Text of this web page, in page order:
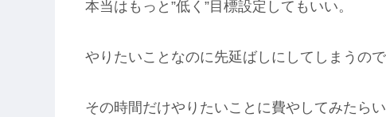
本当はもっと”低く”目標設定してもいい。
やりたいことなのに先延ばしにしてしまうの
その時間だけやりたいことに費やしてみたらい